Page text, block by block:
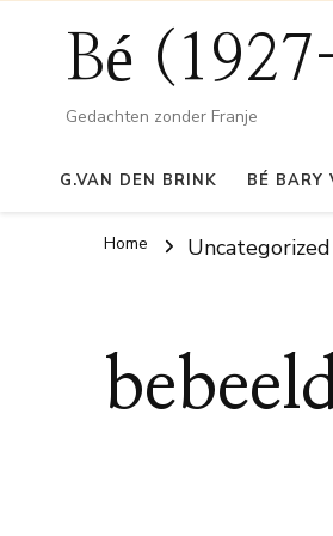
Bé
Gedachten zonder Franje
G.VAN DEN BRINK BÉ BARY
Home Uncategorized